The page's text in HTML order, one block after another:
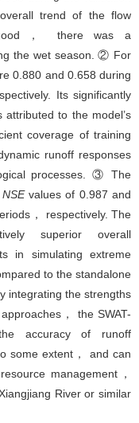
trend of the flow
good， there was a
the wet season. ② For
0.880 and 0.658 during
Its significantly
to the model’s
coverage of training
runoff responses
processes. ③ The
NSEvalues of 0.987 and
， respectively. The
superior overall
in simulating extreme
to the standalone
integrating the strengths
， the SWAT-
accuracy of runoff
some extent， and can
management，
River or similar